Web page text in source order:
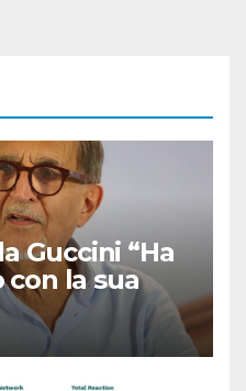
Guccini “Ha
la sua